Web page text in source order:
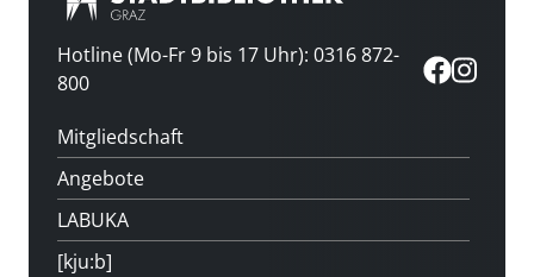
Hotline (Mo-Fr 9 bis 17 Uhr): 0316 872-
800
Mitgliedschaft
Angebote
LABUKA
[kju:b]